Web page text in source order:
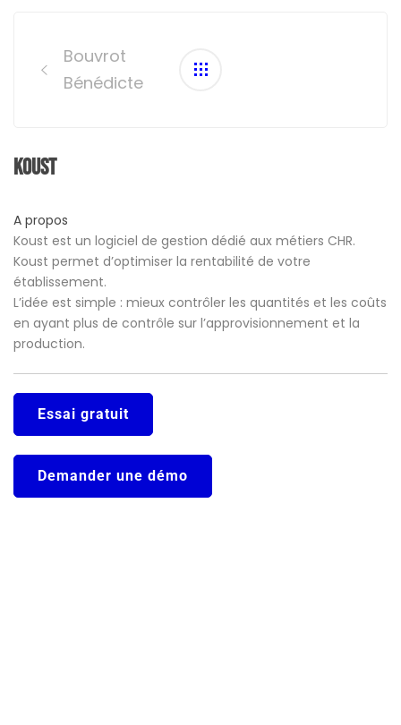
navigationBouvrot
Bénédicte
Koust
A propos
Koust est un logiciel de gestion dédié aux métiers CHR.
Koust permet d’optimiser la rentabilité de votre
établissement.
L’idée est simple : mieux contrôler les quantités et les coûts
en ayant plus de contrôle sur l’approvisionnement et la
production.
Essai gratuit
Demander une démo